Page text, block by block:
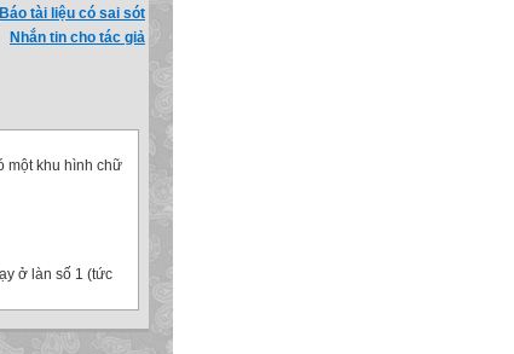
Báo tài liệu có sai sót
Nhắn tin cho tác giả
một khu hình chữ
ở làn số 1 (tức